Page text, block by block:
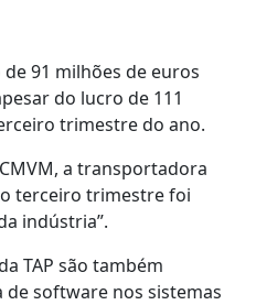
91 milhões de euros
do lucro de 111
trimestre do ano.
a transportadora
terceiro trimestre foi
indústria”.
TAP são também
software nos sistemas